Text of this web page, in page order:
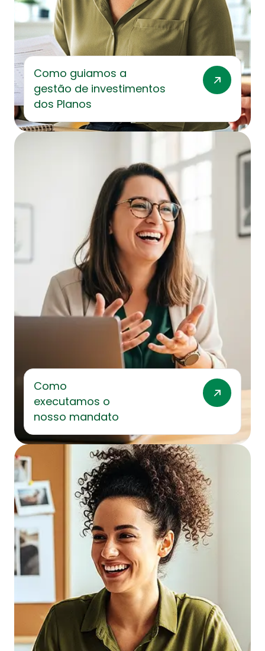
Como guiamos a
gestão de investimentos
dos Planos
Como
executamos o
nosso mandato